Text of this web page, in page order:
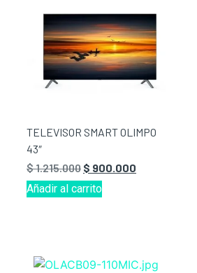
TELEVISOR SMART OLIMPO
43″
$1.215.000 $ 900.000
Añadir al carrito